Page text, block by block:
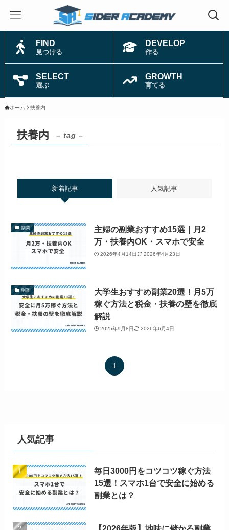
FIND
見つける
DEVELOP
作る
SELECT
選ぶ
GROWTH
育てる
ホーム 扶養内
扶養内 – tag –
新着記事 人気記事
副業
主婦の副業おすすめ15選｜月2
万・扶養内OK・スマホで安全
2026年4月14日 2026年4月23日
副業
大学生おすすめ副業20選！月5万
稼ぐ方法と税金・扶養の壁を徹底
解説
2025年9月8日 2026年6月4日
1
人気記事
毎日3000円をコツコツ稼ぐ方法
15選！スマホ1台で安全に始める
副業とは？